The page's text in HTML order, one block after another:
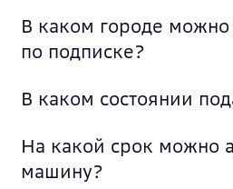
В каком городе можно
по подписке?
В каком состоянии
На какой срок можно
машину?